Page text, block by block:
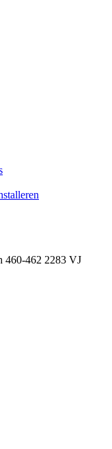
460-462 2283 VJ